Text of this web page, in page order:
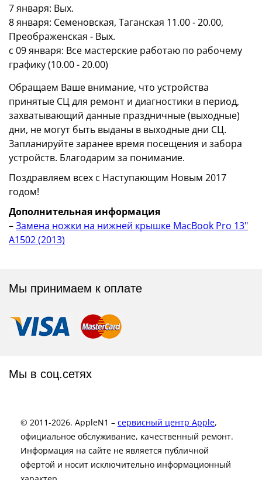
7 января: Вых.
8 января: Семеновская, Таганская 11.00 - 20.00,
Преображенская - Вых.
с 09 января: Все мастерские работаю по рабочему
графику (10.00 - 20.00)
Обращаем Ваше внимание, что устройства
принятые СЦ для ремонт и диагностики в период,
захватывающий данные праздничные (выходные)
дни, не могут быть выданы в выходные дни СЦ.
Запланируйте заранее время посещения и забора
устройств. Благодарим за понимание.
Поздравляем всех с Наступающим Новым 2017
годом!
Дополнительная информация
–Замена ножки на нижней крышке MacBook Pro 13"
A1502 (2013)
Мы принимаем к оплате
Мы в соц.сетях
© 2011-2026. AppleN1 – сервисный центр Apple,
официальное обслуживание, качественный ремонт.
Информация на сайте не является публичной
офертой и носит исключительно информационный